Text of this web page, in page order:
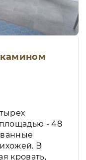
- 48
В
кровать,